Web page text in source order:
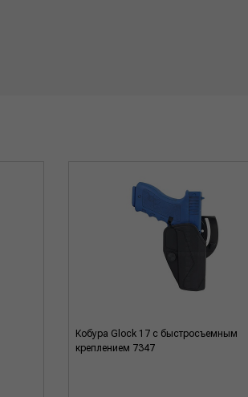
Кобура Glock 17 с быстросъемным
креплением 7347